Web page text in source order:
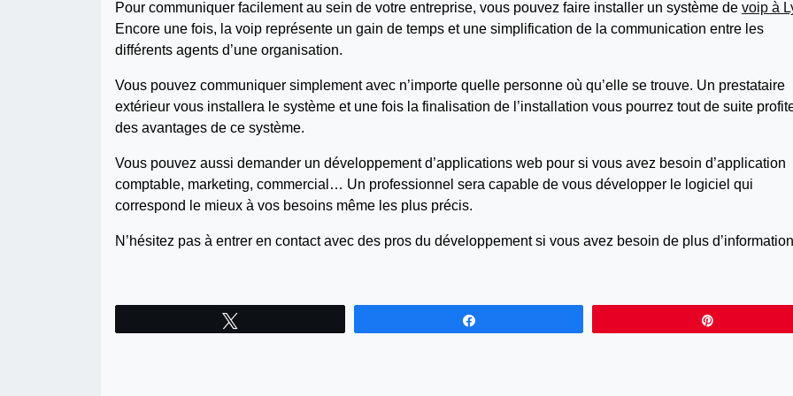
Pour communiquer facilement au sein de votre entreprise, vous pouvez faire installer un système de voip à
Encore une fois, la voip représente un gain de temps et une simplification de la communication entre les
différents agents d’une organisation.
Vous pouvez communiquer simplement avec n’importe quelle personne où qu’elle se trouve. Un prestataire
extérieur vous installera le système et une fois la finalisation de l’installation vous pourrez tout de suite
des avantages de ce système.
Vous pouvez aussi demander un développement d’applications web pour si vous avez besoin d’application
comptable, marketing, commercial… Un professionnel sera capable de vous développer le logiciel qui
correspond le mieux à vos besoins même les plus précis.
N’hésitez pas à entrer en contact avec des pros du développement si vous avez besoin de plus